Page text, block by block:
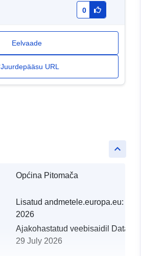
0
Eelvaade
Juurdepääsu URL
keyboard_arrow_up
Općina Pitomača
Lisatud andmetele.europa.eu:
2026
Ajakohastatud veebisaidil
29 July 2026